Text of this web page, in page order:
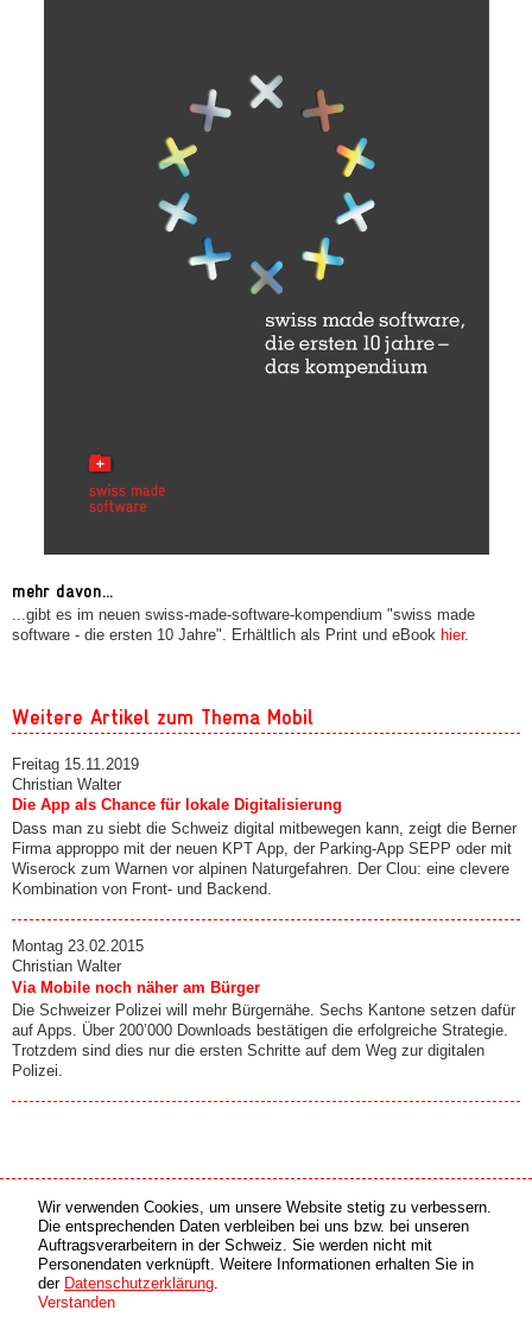
mehr davon...
...gibt es im neuen swiss-made-software-kompendium "swiss made
software - die ersten 10 Jahre". Erhältlich als Print und eBook hier.
Weitere Artikel zum Thema Mobil
Freitag 15.11.2019
Christian Walter
Die App als Chance für lokale Digitalisierung
Dass man zu siebt die Schweiz digital mitbewegen kann, zeigt die Berner
Firma approppo mit der neuen KPT App, der Parking-App SEPP oder mit
Wiserock zum Warnen vor alpinen Naturgefahren. Der Clou: eine clevere
Kombination von Front- und Backend.
Montag 23.02.2015
Christian Walter
Via Mobile noch näher am Bürger
Die Schweizer Polizei will mehr Bürgernähe. Sechs Kantone setzen dafür
auf Apps. Über 200’000 Downloads bestätigen die erfolgreiche Strategie.
Trotzdem sind dies nur die ersten Schritte auf dem Weg zur digitalen
Polizei.
Medien Partner
copyright © 2026 by swiss made software gmbh, Switzerland - all rights reserved.
Online Partner
Wir verwenden Cookies, um unsere Website stetig zu verbessern.
Die entsprechenden Daten verbleiben bei uns bzw. bei unseren
Auftragsverarbeitern in der Schweiz. Sie werden nicht mit
Personendaten verknüpft. Weitere Informationen erhalten Sie in
der Datenschutzerklärung.
Verstanden